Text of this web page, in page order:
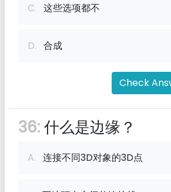
C. 这些选项都不
D. 合成
Check
36:什么是边缘？
A. 连接不同3D对象的3D点